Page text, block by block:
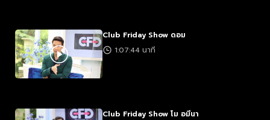
Club Friday Show ดอม
1:07:44 นาที
Club Friday Show โม อมีนา